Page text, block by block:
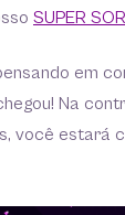
SUPER
em
Na
você estará